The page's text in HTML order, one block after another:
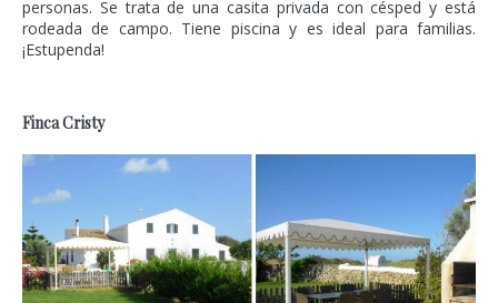
personas. Se trata de una casita privada con césped y está
rodeada de campo. Tiene piscina y es ideal para familias.
¡Estupenda!
Finca Cristy